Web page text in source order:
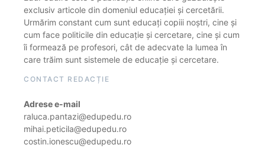
exclusiv articole din domeniul educației și cercetării.
Urmărim constant cum sunt educați copiii noștri, cine și
cum face politicile din educație și cercetare, cine și cum
îi formează pe profesori, cât de adecvate la lumea în
care trăim sunt sistemele de educație și cercetare.
CONTACT REDACȚIE
Adrese e-mail
raluca.pantazi@edupedu.ro
mihai.peticila@edupedu.ro
costin.ionescu@edupedu.ro